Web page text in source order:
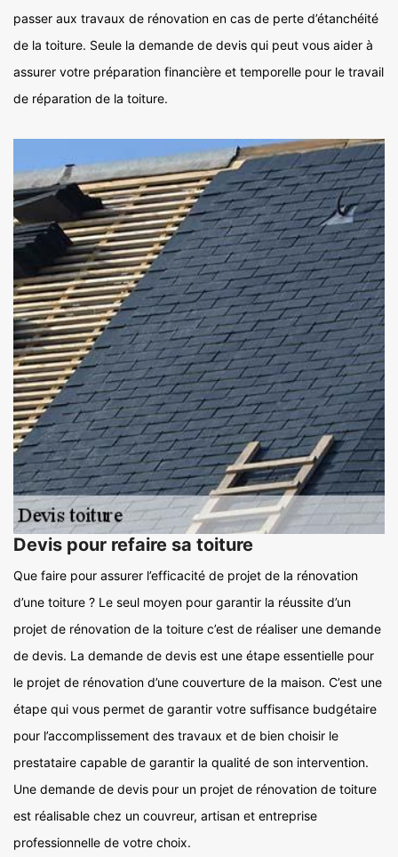
passer aux travaux de rénovation en cas de perte d’étanchéité
de la toiture. Seule la demande de devis qui peut vous aider à
assurer votre préparation financière et temporelle pour le travail
de réparation de la toiture.
Devis pour refaire sa toiture
Que faire pour assurer l’efficacité de projet de la rénovation
d’une toiture ? Le seul moyen pour garantir la réussite d’un
projet de rénovation de la toiture c’est de réaliser une demande
de devis. La demande de devis est une étape essentielle pour
le projet de rénovation d’une couverture de la maison. C’est une
étape qui vous permet de garantir votre suffisance budgétaire
pour l’accomplissement des travaux et de bien choisir le
prestataire capable de garantir la qualité de son intervention.
Une demande de devis pour un projet de rénovation de toiture
est réalisable chez un couvreur, artisan et entreprise
professionnelle de votre choix.